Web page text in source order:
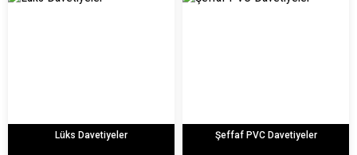
Lüks Davetiyeler Şeffaf PVC Davetiyeler